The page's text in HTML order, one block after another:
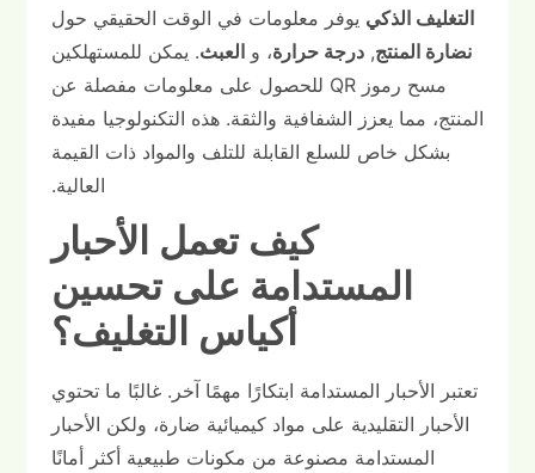
التغليف الذكي يوفر معلومات في الوقت الحقيقي حول
نضارة المنتج,درجة حرارة، والعبث. يمكن للمستهلكين
مسح رموز QR للحصول على معلومات مفصلة عن
المنتج، مما يعزز الشفافية والثقة. هذه التكنولوجيا مفيدة
بشكل خاص للسلع القابلة للتلف والمواد ذات القيمة
العالية.
كيف تعمل الأحبار
المستدامة على تحسين
أكياس التغليف؟
تعتبر الأحبار المستدامة ابتكارًا مهمًا آخر. غالبًا ما تحتوي
الأحبار التقليدية على مواد كيميائية ضارة، ولكن الأحبار
المستدامة مصنوعة من مكونات طبيعية أكثر أمانًا